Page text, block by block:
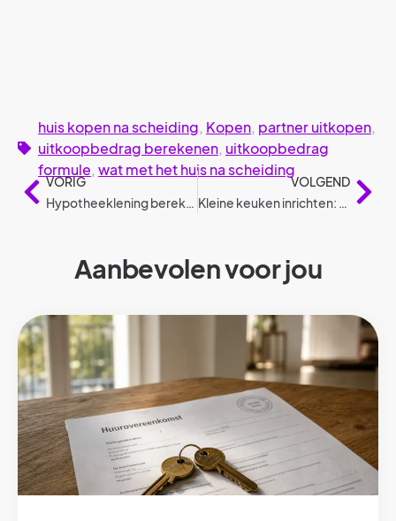
huis kopen na scheiding, Kopen, partner uitkopen,
uitkoopbedrag berekenen, uitkoopbedrag
formule, wat met het huis na scheiding
VORIG
Hypotheeklening berekenen (februari 2025)
VOLGEND
Kleine keuken inrichten: Veelgemaakte fouten en oplossingen
Aanbevolen voor jou